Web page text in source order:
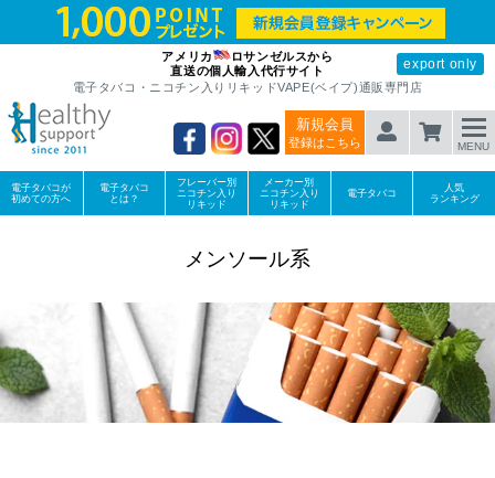
アメリカ
ロサンゼルスから
直送の個人輸入代行サイト
export only
電子タバコ・ニコチン入りリキッドVAPE(ベイプ)通販専門店
新規会員
登録はこちら MENU
電子タバコが
初めての方へ
電子タバコ
とは？
フレーバー別
ニコチン入り
リキッド
メーカー別
ニコチン入り
リキッド
電子タバコ
人気
ランキング
メンソール系